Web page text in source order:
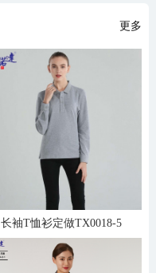
更多
长袖T恤衫定做TX0018-5